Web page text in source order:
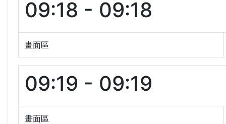
09:18 - 09:18
畫面區
09:19 - 09:19
畫面區